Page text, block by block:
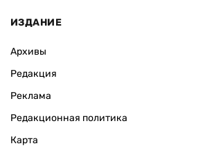
ИЗДАНИЕ
Архивы
Редакция
Реклама
Редакционная политика
Карта